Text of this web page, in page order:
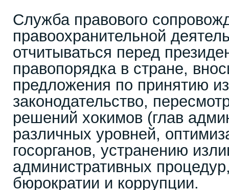
Служба правового
правоохранительной
отчитываться перед
правопорядка в стране,
предложения по принятию
законодательство,
решений хокимов (глав
различных уровней,
госорганов, устранению
административных
бюрократии и коррупции.